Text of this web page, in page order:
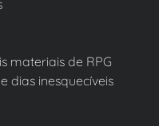
materiais de RPG
dias inesquecíveis